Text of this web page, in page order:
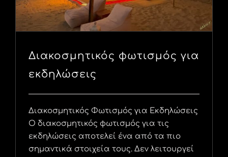
Διακοσμητικός φωτισμός για
εκδηλώσεις
Διακοσμητικός Φωτισμός για Εκδηλώσεις
Ο διακοσμητικός φωτισμός για τις
εκδηλώσεις αποτελεί ένα από τα πιο
σημαντικά στοιχεία τους. Δεν λειτουργεί